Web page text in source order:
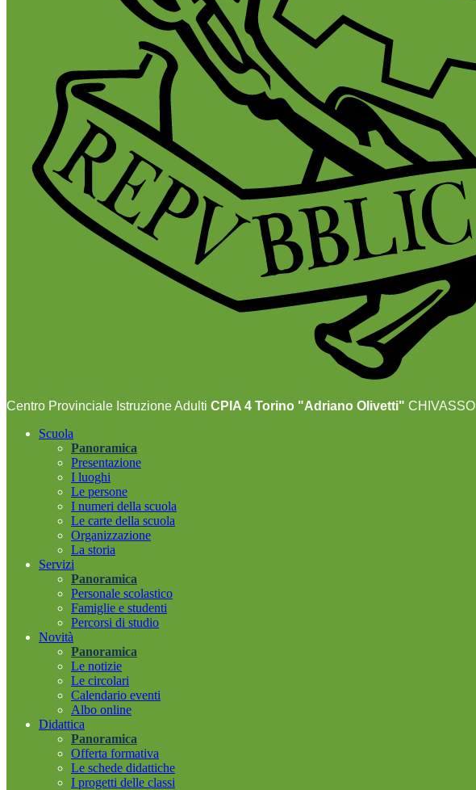
Centro Provinciale Istruzione Adulti CPIA 4 Torino "Adriano Olivetti" CHIVASSO
Scuola
Panoramica
Presentazione
I luoghi
Le persone
I numeri della scuola
Le carte della scuola
Organizzazione
La storia
Servizi
Panoramica
Personale scolastico
Famiglie e studenti
Percorsi di studio
Novità
Panoramica
Le notizie
Le circolari
Calendario eventi
Albo online
Didattica
Panoramica
Offerta formativa
Le schede didattiche
I progetti delle classi